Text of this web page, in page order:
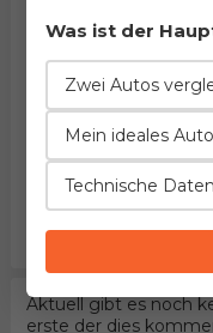
HINWEIS:
gekennzeichnet. Mit
bestätigen Sie
gelesen und
Aktuell gibt es noch
erste der dies
Was ist der
Zwei Autos
Mein ideales
Technische